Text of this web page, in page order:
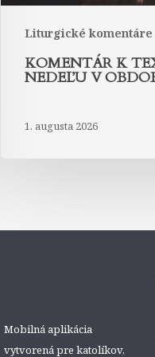
Liturgické komentáre
rok
KOMENTÁR K
NEDEĽU V
1. augusta 2026
Mobilná aplikácia
vytvorená pre katolíkov,